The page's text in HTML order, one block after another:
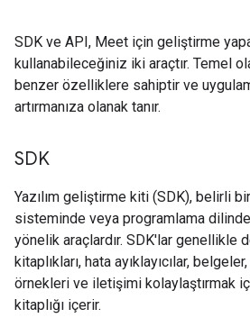
SDK ve API, Meet için geliştirme
kullanabileceğiniz iki araçtır. Temel
benzer özelliklere sahiptir ve
artırmanıza olanak tanır.
SDK
Yazılım geliştirme kiti (SDK), belirli
sisteminde veya programlama
yönelik araçlardır. SDK'lar genellikle
kitaplıkları, hata ayıklayıcılar,
örnekleri ve iletişimi kolaylaştırmak
kitaplığı içerir.